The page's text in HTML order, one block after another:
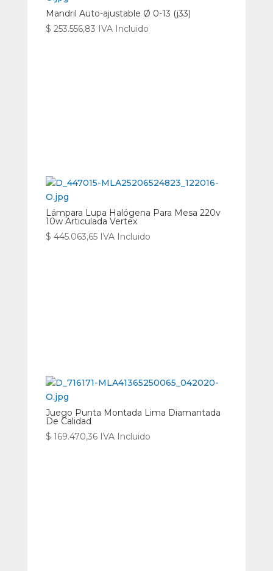
Mandril Auto-ajustable Ø 0-13 (j33)
$ 253.556,83 IVA Incluido
Lámpara Lupa Halógena Para Mesa 220v
10w Articulada Vertex
$ 445.063,65 IVA Incluido
Juego Punta Montada Lima Diamantada
De Calidad
$ 169.470,36 IVA Incluido